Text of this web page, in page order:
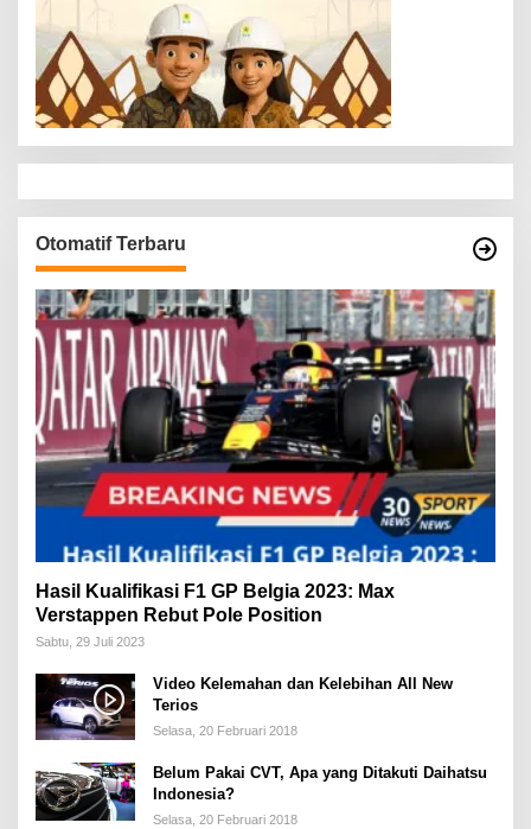
Otomatif Terbaru
Hasil Kualifikasi F1 GP Belgia 2023: Max
Verstappen Rebut Pole Position
Sabtu, 29 Juli 2023
Video Kelemahan dan Kelebihan All New
Terios
Selasa, 20 Februari 2018
Belum Pakai CVT, Apa yang Ditakuti Daihatsu
Indonesia?
Selasa, 20 Februari 2018